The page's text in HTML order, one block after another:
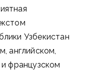
Узбекистан
английском,
французском